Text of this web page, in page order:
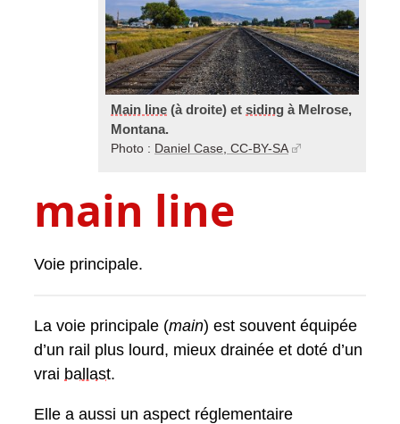
Main line (à droite) et siding à Melrose,
Montana.
Photo : Daniel Case, CC-BY-SA
main line
Voie principale.
La voie principale (main) est souvent équipée
d’un rail plus lourd, mieux drainée et doté d’un
vrai ballast.
Elle a aussi un aspect réglementaire